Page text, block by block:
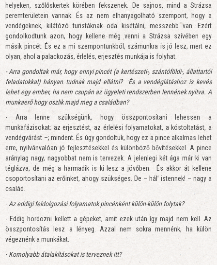
helyeken, szőlőskertek körében fekszenek. De sajnos, mind a Strázsa
peremterületein vannak. És az nem elhanyagolható szempont, hogy a
vendégeknek, kilátózó turistáknak oda kisétálni, messzebb van. Ezért
gondolkodtunk azon, hogy kellene még venni a Strázsa szívében egy
másik pincét. És ez a mi szempontunkból, számunkra is jó lesz, mert ez
olyan, ahol a palackozás, érlelés, erjesztés munkája is folyhat.
- Arra gondoltak már, hogy ennyi pincét (a kertészeti-, szántóföldi-, állattartói
feladatokkal) hányan tudnak majd ellátni? És a vendéglátáshoz is kevés
lehet egy ember, ha nem csupán az ügyeleti rendszerben lennének nyitva. A
munkaerő hogy oszlik majd meg a családban?
- Arra lenne szükségünk, hogy összpontosítani lehessen a
munkafázisokat: az erjesztést, az érlelési folyamatokat, a kóstoltatást, a
vendégvárást –; mindent. És úgy gondoltuk, hogy ez a pince alkalmas lehet
erre, nyilvánvalóan jó fejlesztésekkel és különböző bővítésekkel. A pince
aránylag nagy, nagyobbat nem is tervezek. A jelenlegi két ága már ki van
téglázva, de még a harmadik is ki lesz a jövőben. És akkor át kellene
csoportosítani az erőinket, ahogy szükséges. De – hál’ istennek! – nagy a
család.
-Az eddigi feldolgozási folyamatok pincénként külön-külön folytak?
- Eddig hordozni kellett a gépeket, amit ezek után így majd nem kell. Az
összpontosítás lesz a lényeg. Azzal nem sokra mennénk, ha külön
végeznénk a munkákat.
- Komolyabb átalakításokat is terveznek itt?